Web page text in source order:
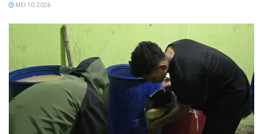
MEI 10, 2026